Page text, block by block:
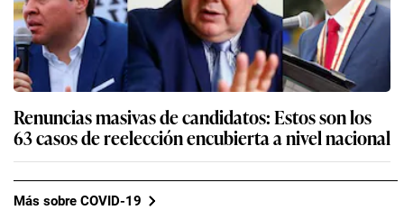
Renuncias masivas de candidatos: Estos son los
63 casos de reelección encubierta a nivel nacional
Más sobre COVID-19